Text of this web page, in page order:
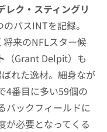
レク・スティングリ
パスINTを記録。
来のNFLスター候
（Grant Delpit）も
れた逸材。細身なが
4番目に多い59個の
バックフィールドに
が必要となってくる